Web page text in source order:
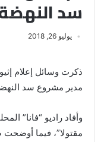
سد
يوليو 26, 2018
ذكرت وسائل إعلام
مدير مشروع سد
وأفاد راديو “فانا”
مقتولا”، فيما أوضحت